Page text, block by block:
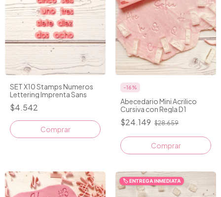
SET X10 Stamps Numeros
Lettering Imprenta Sans
$4.542
-16%
Abecedario Mini Acrilico
Cursiva con Regla D1
$24.149 $28.659
🏷️ ENTREGA INMEDIATA